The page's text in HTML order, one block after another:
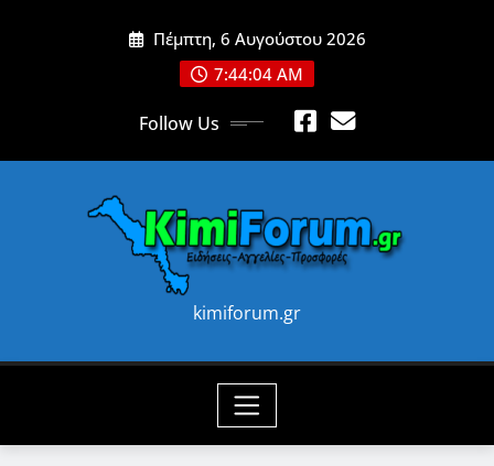
Πέμπτη, 6 Αυγούστου 2026
7:44:06 AM
Follow Us
kimiforum.gr